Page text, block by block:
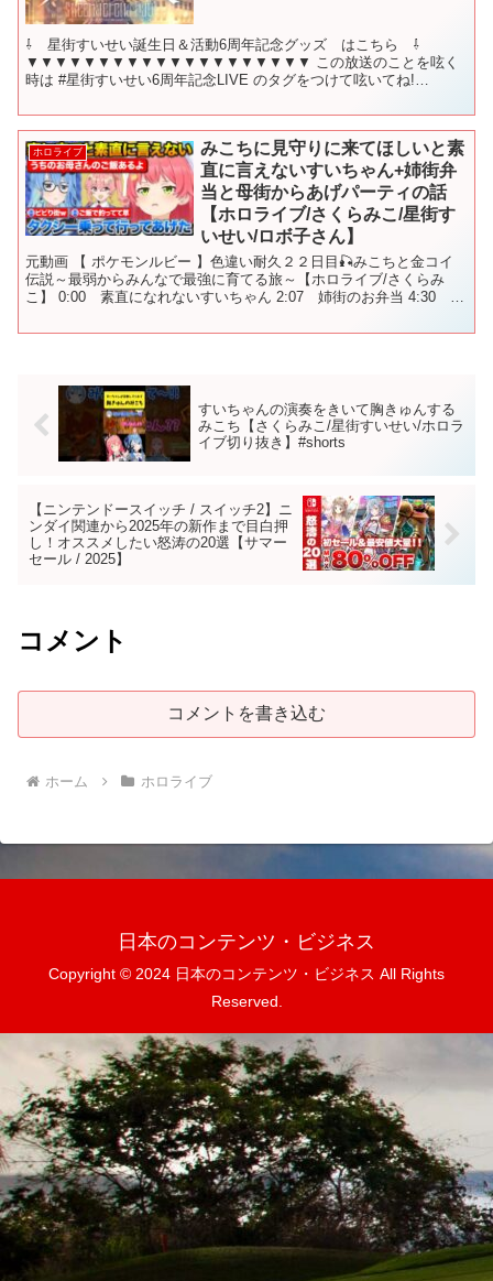
⇩ 星街すいせい誕生日＆活動6周年記念グッズ はこちら ⇩
▼▼▼▼▼▼▼▼▼▼▼▼▼▼▼▼▼▼▼▼ この放送のことを呟く
時は #⁠星街すいせい6周年記念LIVE のタグをつけて呟いてね!
ホロライブ
みこちに見守りに来てほしいと素
直に言えないすいちゃん+姉街弁
当と母街からあげパーティの話
【ホロライブ/さくらみこ/星街す
いせい/ロボ子さん】
元動画 【 ポケモンルビー 】色違い耐久２２日目🎣みこちと金コイ
伝説～最弱からみんなで最強に育てる旅～【ホロライブ/さくらみ
こ】 0:00 素直になれないすいちゃん 2:07 姉街のお弁当 4:30 母
すいちゃんの演奏をきいて胸きゅんする
みこち【さくらみこ/星街すいせい/ホロラ
イブ切り抜き】#shorts
【ニンテンドースイッチ / スイッチ2】ニ
ンダイ関連から2025年の新作まで目白押
し！オススメしたい怒涛の20選【サマー
セール / 2025】
コメント
コメントを書き込む
ホーム ホロライブ
日本のコンテンツ・ビジネス
Copyright © 2024 日本のコンテンツ・ビジネス All Rights
Reserved.